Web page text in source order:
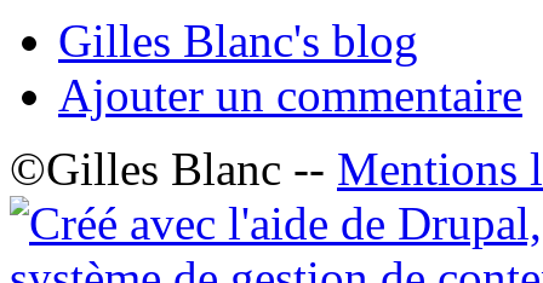
Gilles Blanc's blog
Ajouter un commentaire
©Gilles Blanc -- Mentions